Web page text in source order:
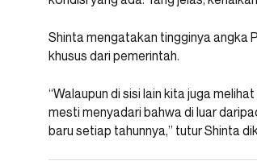
Shinta mengatakan tingginya angka
khusus dari pemerintah.
“Walaupun di sisi lain kita juga
mesti menyadari bahwa di luar
baru setiap tahunnya,” tutur Shinta